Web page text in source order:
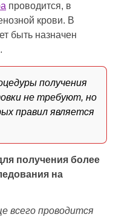
проводится, в
крови. В
быть назначен
получения
не требуют, но
правил является
получения более
на
всего проводится